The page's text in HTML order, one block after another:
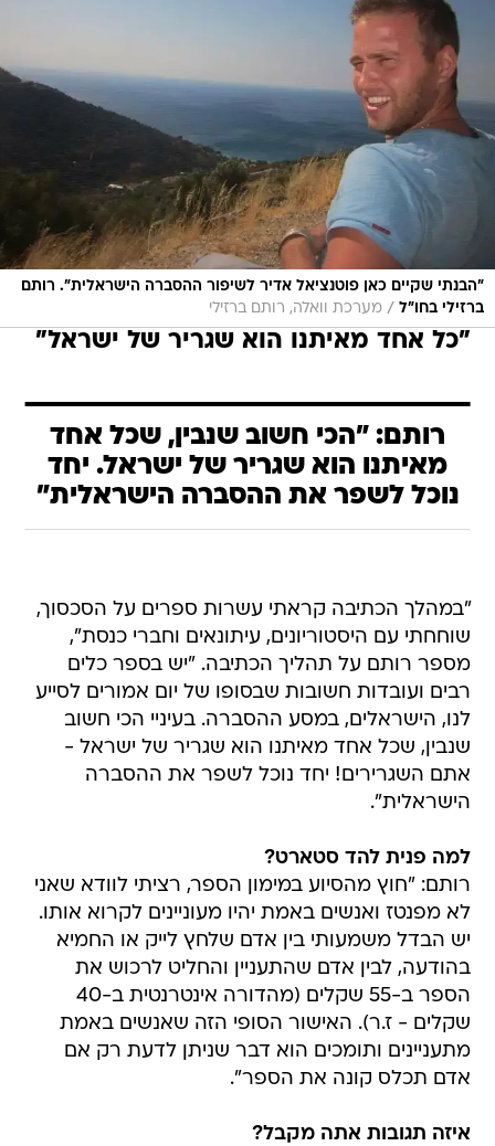
"הבנתי שקיים כאן פוטנציאל אדיר לשיפור ההסברה הישראלית". רותם
ברזילי בחו"ל / מערכת וואלה, רותם ברזילי
"כל אחד מאיתנו הוא שגריר של ישראל"
רותם: "הכי חשוב שנבין, שכל אחד
מאיתנו הוא שגריר של ישראל. יחד
נוכל לשפר את ההסברה הישראלית"
"במהלך הכתיבה קראתי עשרות ספרים על הסכסוך,
שוחחתי עם היסטוריונים, עיתונאים וחברי כנסת",
מספר רותם על תהליך הכתיבה. "יש בספר כלים
רבים ועובדות חשובות שבסופו של יום אמורים לסייע
לנו, הישראלים, במסע ההסברה. בעיניי הכי חשוב
שנבין, שכל אחד מאיתנו הוא שגריר של ישראל -
אתם השגרירים! יחד נוכל לשפר את ההסברה
הישראלית".
למה פנית להד סטארט?
רותם: "חוץ מהסיוע במימון הספר, רציתי לוודא שאני
לא מפנטז ואנשים באמת יהיו מעוניינים לקרוא אותו.
יש הבדל משמעותי בין אדם שלחץ לייק או החמיא
בהודעה, לבין אדם שהתעניין והחליט לרכוש את
הספר ב-55 שקלים (מהדורה אינטרנטית ב-40
שקלים - ז.ר). האישור הסופי הזה שאנשים באמת
מתעניינים ותומכים הוא דבר שניתן לדעת רק אם
אדם תכלס קונה את הספר".
איזה תגובות אתה מקבל?